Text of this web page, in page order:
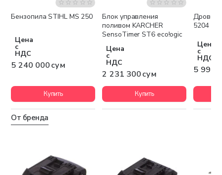
Бесплатная доставка
Бензопила STIHL MS 250
Цена
с
НДС
5 240 000 сум
Купить
Бесплатная доставка
Блок управления
поливом KARCHER
SensoTimer ST6 eco!ogic
Цена
с
НДС
2 231 300 сум
Купить
5204
Цена
с
НДС
5 994
От бренда